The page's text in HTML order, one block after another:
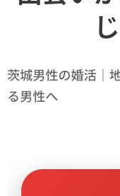
茨城男性の婚活｜
る男性へ